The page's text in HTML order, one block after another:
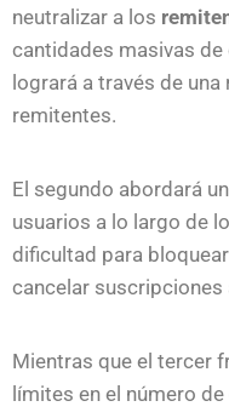
neutralizar a los
cantidades masivas
logrará a través de
remitentes.
El segundo abordará
usuarios a lo largo de
dificultad para
cancelar suscripciones
Mientras que el tercer
límites en el número de